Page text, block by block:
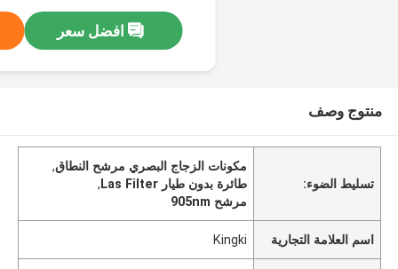
افضل سعر
منتوج وصف
تسليط الضوء:
مكونات الزجاج البصري مرشح النطاق,
طائرة بدون طيار Las Filter
,
مرشح 905nm
اسم العلامة التجارية Kingki